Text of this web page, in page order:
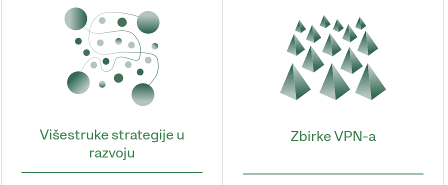
Višestruke strategije u
razvoju
Zbirke VPN-a